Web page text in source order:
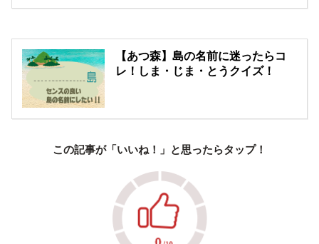
【あつ森】島の名前に迷ったらコ
レ！しま・じま・とうクイズ！
この記事が「いいね！」と思ったらタップ！